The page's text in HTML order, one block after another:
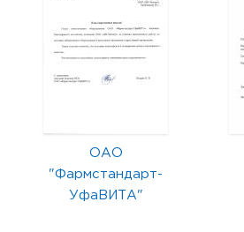
ОАО
"Фармстандарт-
УфаВИТА"